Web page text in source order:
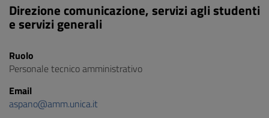
al
Footer
Direzione comunicazione, servizi agli studenti
e servizi generali
Ruolo
Personale tecnico amministrativo
Email
aspano@amm.unica.it